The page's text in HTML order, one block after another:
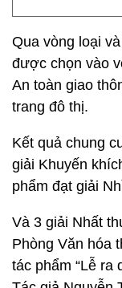
Qua vòng loại
được chọn vào
An toàn giao
trang đô thị.
Kết quả chung
giải Khuyến
phẩm đạt giải
Và 3 giải Nhất
Phòng Văn hóa
tác phẩm “Lễ ra